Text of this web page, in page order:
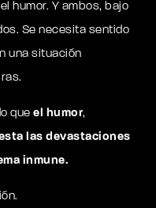
humor. Y ambos, bajo
Se necesita sentido
una situación
que el humor,
las devastaciones
inmune.